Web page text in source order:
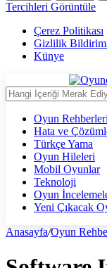
Tercihleri Görüntüle
Çerez Politikası
Gizlilik
Künye
Oyun Rehberleri
Hata ve
Türkçe Yama
Oyun Hileleri
Mobil Oyunlar
Teknoloji
Oyun
Yeni Çıkacak
Anasayfa/Oyun